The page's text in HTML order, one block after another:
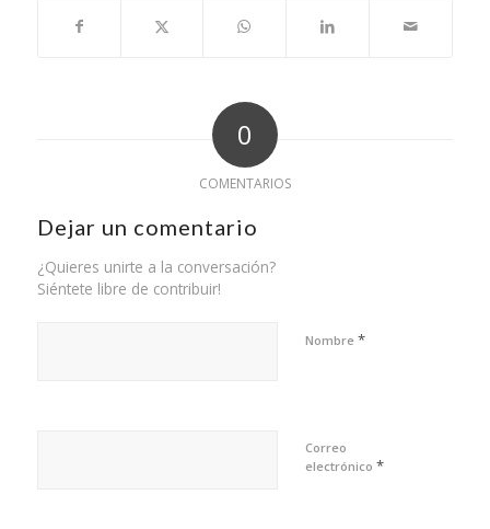
0
COMENTARIOS
Dejar un comentario
¿Quieres unirte a la conversación?
Siéntete libre de contribuir!
Nombre *
Correo
electrónico *